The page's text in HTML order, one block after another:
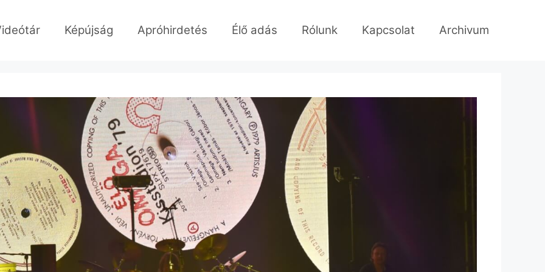
Képújság Apróhirdetés Élő adás Rólunk Kapcsolat Archivum